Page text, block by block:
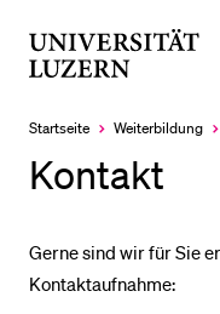
Startseite Weiterbildung
Kontakt
Gerne sind wir für Sie
Kontaktaufnahme:
LETZTE SUCHEN
DIE UNI FÜR…
Studierende